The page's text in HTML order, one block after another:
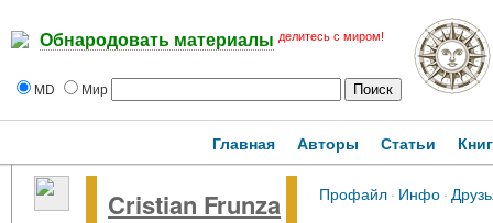
Обнародовать материалы делитесь с миром!
MD Мир
Главная Авторы Статьи
Cristian Frunza Профайл· Инфо·